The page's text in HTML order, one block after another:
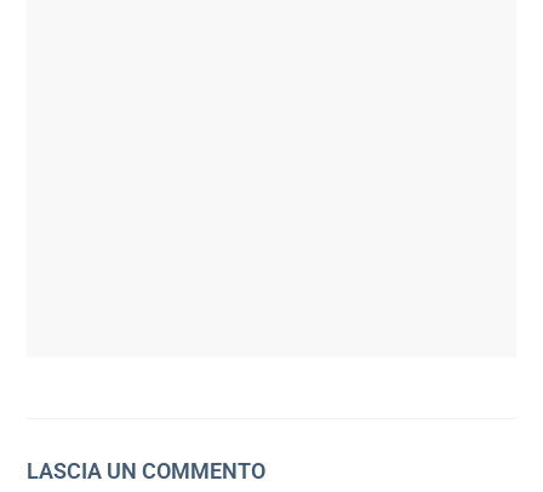
LASCIA UN COMMENTO